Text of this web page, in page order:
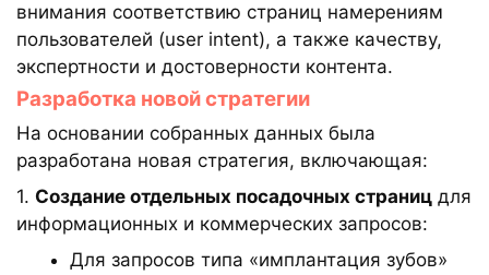
внимания соответствию страниц намерениям
пользователей (user intent), а также качеству,
экспертности и достоверности контента.
Разработка новой стратегии
На основании собранных данных была
разработана новая стратегия, включающая:
1. Создание отдельных посадочных страниц для
информационных и коммерческих запросов:
Для запросов типа «имплантация зубов»